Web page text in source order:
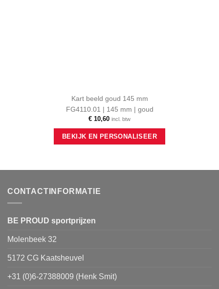
Kart beeld goud 145 mm
FG4110.01 | 145 mm | goud
€ 10,60 incl. btw
BEKIJK EN PERSONALISEER
CONTACTINFORMATIE
BE PROUD sportprijzen
Molenbeek 32
5172 CG Kaatsheuvel
+31 (0)6-27388009 (Henk Smit)